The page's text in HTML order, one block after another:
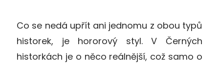
Co se nedá upřít ani jednomu z obou typů
historek, je hororový styl. V Černých
historkách je o něco reálnější, což samo o